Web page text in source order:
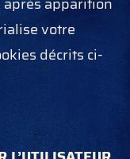
votre
décrits ci-